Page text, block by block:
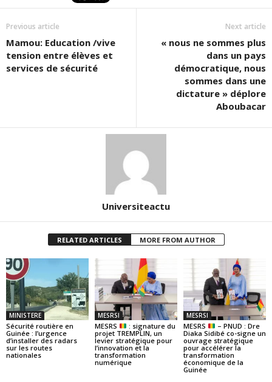
Previous article
Mamou: Education /vive
tension entre élèves et
services de sécurité
Next article
« nous ne sommes plus
dans un pays
démocratique, nous
sommes dans une
dictature » déplore
Aboubacar
Universiteactu
RELATED ARTICLES MORE FROM AUTHOR
MINISTERE
Sécurité routière en
Guinée : l’urgence
d’installer des radars
sur les routes
nationales
MESRSI
MESRS
: signature du
projet TREMPLIN, un
levier stratégique pour
l’innovation et la
transformation
numérique
MESRSI
MESRS
– PNUD : Dre
Diaka Sidibé co-signe un
ouvrage stratégique
pour accélérer la
transformation
économique de la
Guinée